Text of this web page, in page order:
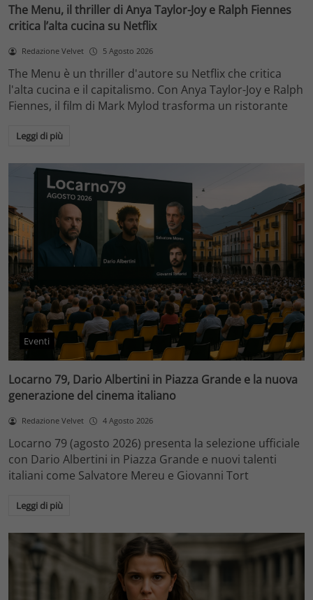
The Menu, il thriller di Anya Taylor-Joy e Ralph Fiennes
critica l’alta cucina su Netflix
Redazione Velvet 5 Agosto 2026
The Menu è un thriller d'autore su Netflix che critica
l'alta cucina e il capitalismo. Con Anya Taylor-Joy e Ralph
Fiennes, il film di Mark Mylod trasforma un ristorante
Leggi di più
Eventi
Locarno 79, Dario Albertini in Piazza Grande e la nuova
generazione del cinema italiano
Redazione Velvet 4 Agosto 2026
Locarno 79 (agosto 2026) presenta la selezione ufficiale
con Dario Albertini in Piazza Grande e nuovi talenti
italiani come Salvatore Mereu e Giovanni Tort
Leggi di più